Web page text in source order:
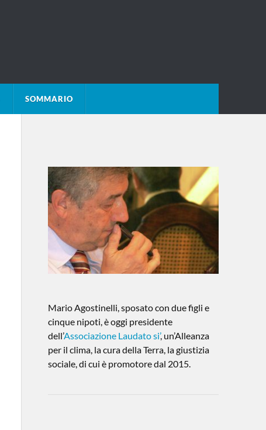
SOMMARIO
Mario Agostinelli, sposato con due figli e
cinque nipoti, è oggi presidente
dell’Associazione Laudato si’, un’Alleanza
per il clima, la cura della Terra, la giustizia
sociale, di cui è promotore dal 2015.